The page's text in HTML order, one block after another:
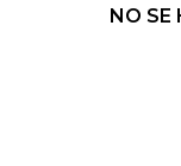
NO SE